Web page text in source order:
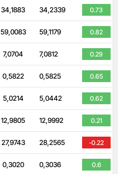
34,1883 34,2339 0.73
59,0083 59,1179 0.82
7,0704 7,0812 0.29
0,5822 0,5825 0.65
5,0214 5,0442 0.62
12,9805 12,9992 0.21
27,9743 28,2565 -0.22
0,3020 0,3036 0.6